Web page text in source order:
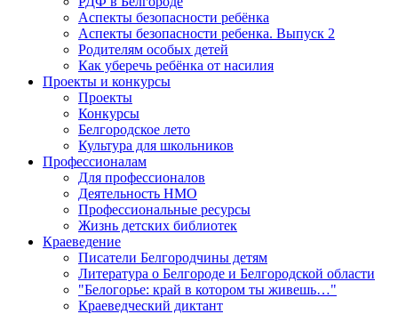
Аспекты безопасности ребёнка
Аспекты безопасности ребенка. Выпуск 2
Родителям особых детей
Как уберечь ребёнка от насилия
Проекты и конкурсы
Проекты
Конкурсы
Белгородское лето
Культура для школьников
Профессионалам
Для профессионалов
Деятельность НМО
Профессиональные ресурсы
Жизнь детских библиотек
Краеведение
Писатели Белгородчины детям
Литература о Белгороде и Белгородской области
"Белогорье: край в котором ты живешь…"
Краеведческий диктант